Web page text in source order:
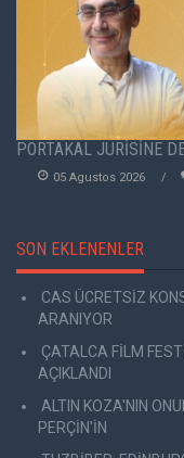
PORTAKAL JÜRİSİNE
05 Agustos 2026
SON EKLENENLER
CAS ÜCRETSİZ
ARANIYOR
ÇATALCA FİLM
AÇIKLANDI
ALTIN KOZA'NIN
PERÇİN'İN